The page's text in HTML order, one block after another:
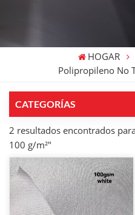
HOGAR
Polipropileno No
CATEGORÍAS
2 resultados encontrados
100 g/m²"